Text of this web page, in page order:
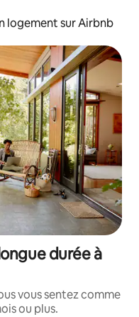
logement sur Airbnb
durée à
vous sentez comme
ou plus.